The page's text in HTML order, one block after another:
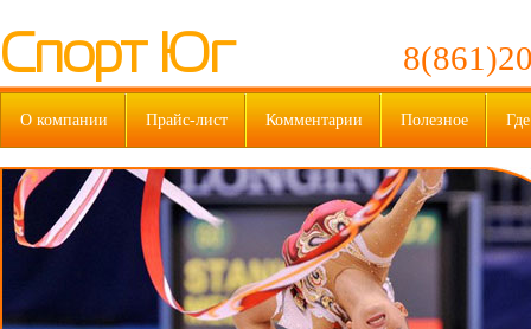
Спорт Юг
О компании Прайс-лист Комментарии Полезное